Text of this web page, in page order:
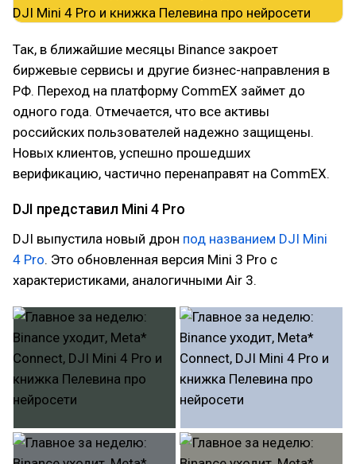
Так, в ближайшие месяцы Binance закроет
биржевые сервисы и другие бизнес-направления в
РФ. Переход на платформу CommEX займет до
одного года. Отмечается, что все активы
российских пользователей надежно защищены.
Новых клиентов, успешно прошедших
верификацию, частично перенаправят на CommEX.
DJI представил Mini 4 Pro
DJI выпустила новый дрон под названием DJI Mini
4 Pro. Это обновленная версия Mini 3 Pro с
характеристиками, аналогичными Air 3.